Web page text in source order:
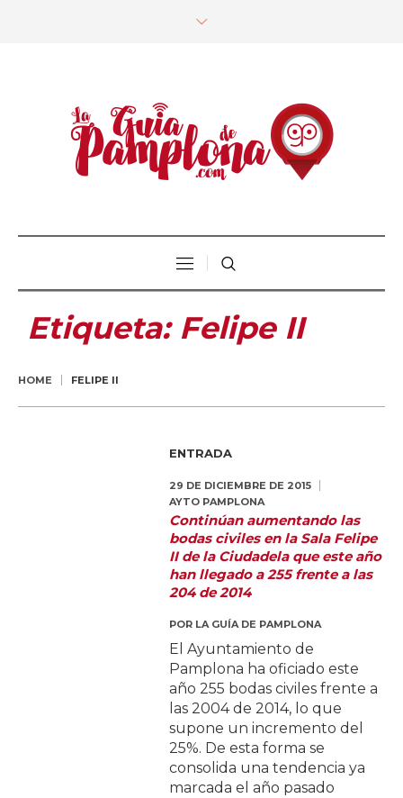
Etiqueta: Felipe II
HOME FELIPE II
ENTRADA
29 DE DICIEMBRE DE 2015
AYTO PAMPLONA
Continúan aumentando las
bodas civiles en la Sala Felipe
II de la Ciudadela que este año
han llegado a 255 frente a las
204 de 2014
POR LA GUÍA DE PAMPLONA
El Ayuntamiento de
Pamplona ha oficiado este
año 255 bodas civiles frente a
las 2004 de 2014, lo que
supone un incremento del
25%. De esta forma se
consolida una tendencia ya
marcada el año pasado